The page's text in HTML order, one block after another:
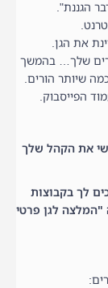
הגננת".
את הגן.
שלך… בהמשך
שיותר הורים.
הפייסבוק.
את הקהל שלך
לך בקבוצות
לגן פרטי